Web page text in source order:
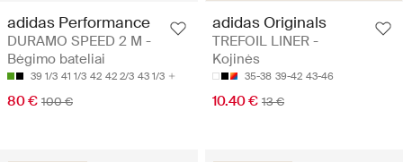
adidas Performance
DURAMO SPEED 2 M -
Bėgimo bateliai
39 1/3 41 1/3 42 42 2/3 43 1/3
80 € 100 €
adidas Originals
TREFOIL LINER -
Kojinės
35-38 39-42 43-46
10.40 € 13 €